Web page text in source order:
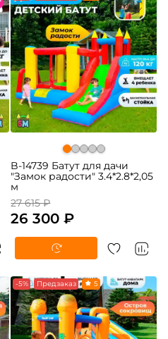
B-14739 Батут для дачи
"Замок радости" 3.4*2.8*2,05
м
27 615 ₽
26 300 ₽
-5% Предзаказ 5